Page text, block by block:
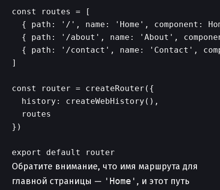
const routes = [
{ path: '/', name: 'Home', component:
{ path: '/about', name: 'About',
{ path: '/contact', name: 'Contact',
]
const router = createRouter({
  history: createWebHistory(),
  routes
})
Обратите внимание, что имя маршрута для
главной страницы — 'Home' , и этот путь